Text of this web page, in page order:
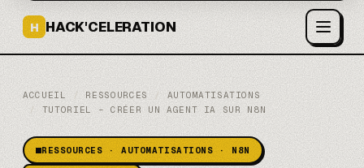
H HACK'CELERATION
ACCUEIL / RESSOURCES /
AUTOMATISATIONS
/
TUTORIEL – CRÉER UN AGENT IA SUR N8N
RESSOURCES · AUTOMATISATIONS · N8N